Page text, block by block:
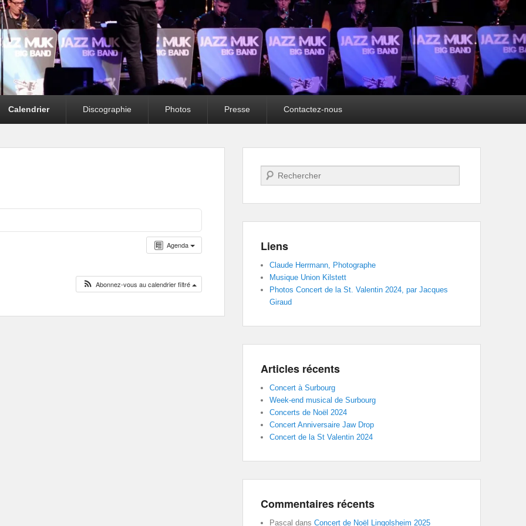
Calendrier Discographie Photos Presse Contactez-nous
Agenda
Abonnez-vous au calendrier filtré
Recherche
Liens
Claude Herrmann, Photographe
Musique Union Kilstett
Photos Concert de la St. Valentin 2024, par Jacques
Giraud
Articles récents
Concert à Surbourg
Week-end musical de Surbourg
Concerts de Noël 2024
Concert Anniversaire Jaw Drop
Concert de la St Valentin 2024
Commentaires récents
Pascal dans Concert de Noël Lingolsheim 2025